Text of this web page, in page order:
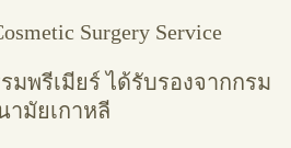
Surgery Service
มพรีเมียร์ ได้รับรองจากกรม
ามัยเกาหลี